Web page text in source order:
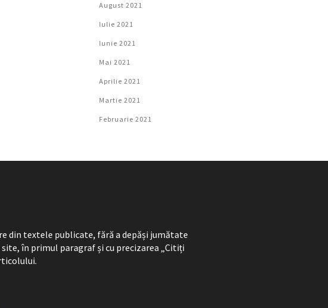
August 2021
Iulie 2021
Iunie 2021
Mai 2021
Aprilie 2021
Martie 2021
Februarie 2021
din textele publicate, fără a depăși jumătate
în primul paragraf și cu precizarea „Citiți